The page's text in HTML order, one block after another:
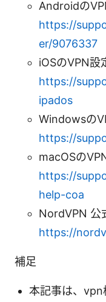
Androidの
https://
er/9076337
iOSのVPN設
https://
ipados
Windowsの
https://
macOSの
https://
help-coa
NordVPN 公
https://
補足
本記事は、vpn